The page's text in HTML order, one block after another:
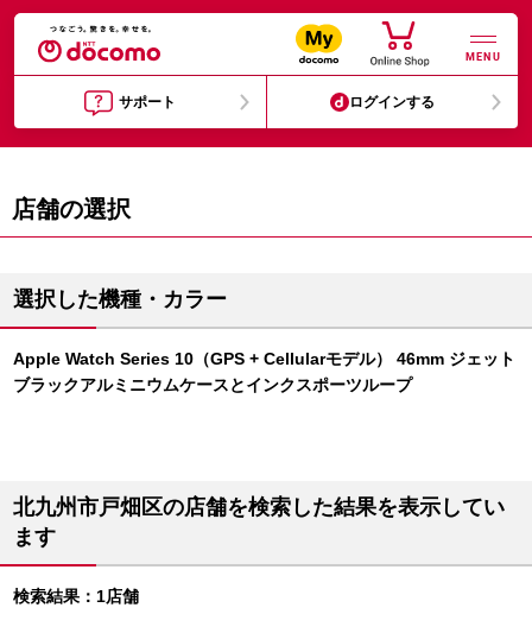
MENU
サポート ログインする
店舗の選択
選択した機種・カラー
Apple Watch Series 10（GPS + Cellularモデル） 46mm ジェット
ブラックアルミニウムケースとインクスポーツループ
北九州市戸畑区の店舗を検索した結果を表示してい
ます
検索結果：1店舗